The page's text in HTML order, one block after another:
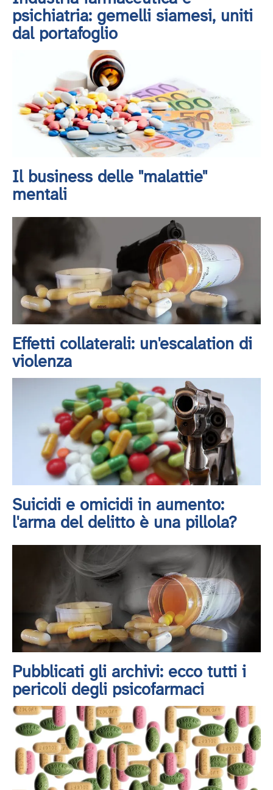
psichiatria: gemelli siamesi, uniti
dal portafoglio
Il business delle "malattie"
mentali
Effetti collaterali: un'escalation di
violenza
Suicidi e omicidi in aumento:
l'arma del delitto è una pillola?
Pubblicati gli archivi: ecco tutti i
pericoli degli psicofarmaci